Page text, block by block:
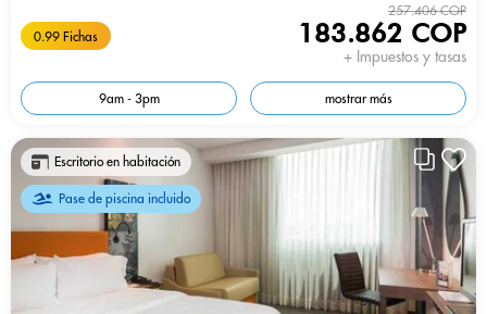
0.99 Fichas
257.406 COP
183.862 COP
+ Impuestos y tasas
9am - 3pm mostrar más
Escritorio en habitación
Pase de piscina incluido